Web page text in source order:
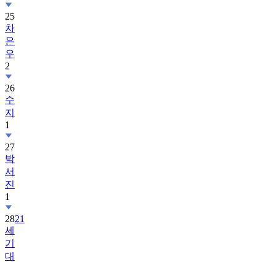
25
차
은
우
2
26
수
지
1
27
박
서
진
1
2821
세
기
대